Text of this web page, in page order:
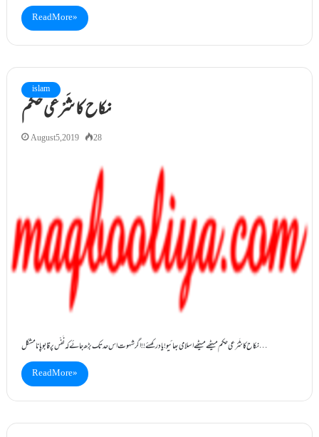
Read More »
islam
نکاح کا شَرْعی حکم
August 5, 2019 28
نکاح کا شَرْعی حکم میٹھے میٹھے اسلامی بھائیو!یاد رکھئے!!اگر شہوت اس حد تک بڑھ جائے کہ نَفْس پر قابو پانا مشکل…
Read More »